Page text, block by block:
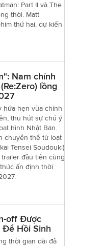
Part II và The
thời. Matt
thứ hai, dự kiến
Nam chính
lồng
hứa hẹn vừa chính
thu hút sự chú ý
hình Nhật Bản.
chuyển thể từ loạt
Tensei Soudouki)
đầu tiên cùng
ấn định thời
off Được
Để Hồi Sinh
thời gian dài đã